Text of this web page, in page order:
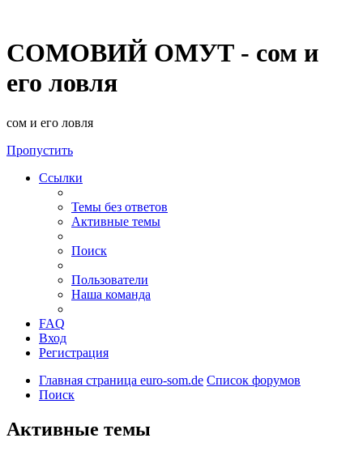
СОМОВИЙ ОМУТ - сом и
его ловля
сом и его ловля
Пропустить
Ссылки
Темы без ответов
Активные темы
Поиск
Пользователи
Наша команда
FAQ
Вход
Регистрация
Главная страница euro-som.de Список форумов
Поиск
Активные темы